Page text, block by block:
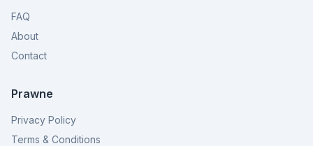
FAQ
About
Contact
Prawne
Privacy Policy
Terms & Conditions